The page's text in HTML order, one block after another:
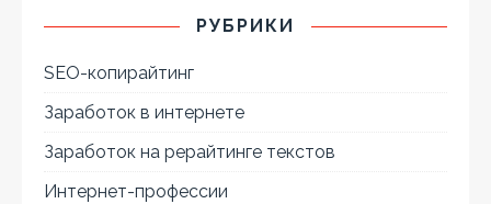
РУБРИКИ
SEO-копирайтинг
Заработок в интернете
Заработок на рерайтинге текстов
Интернет-профессии